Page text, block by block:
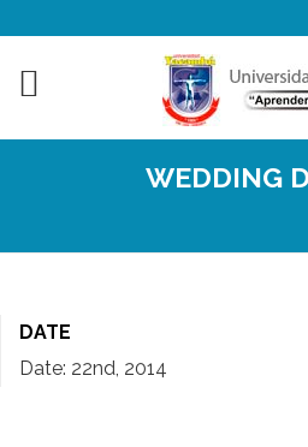
WEDDING
DATE
Date: 22nd, 2014